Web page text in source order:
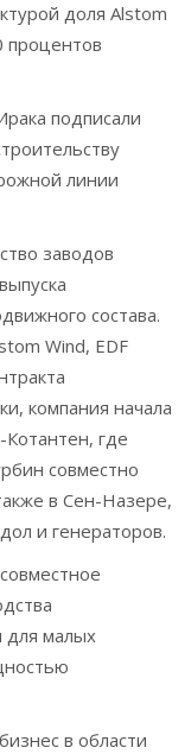
доля Alstom
процентов
подписали
линии
заводов
состава.
Wind, EDF
компания начала
где
совместно
в Сен-Назере,
и генераторов.
для малых
в области